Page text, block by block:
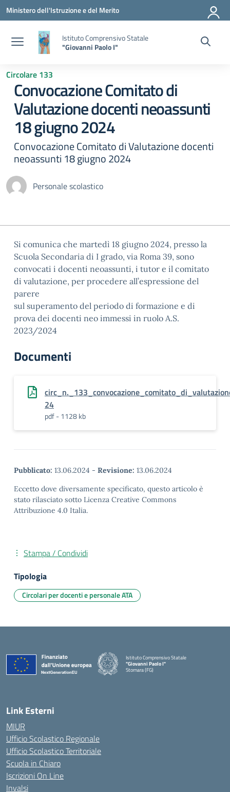
Vai ai contenuti
Vai al menu di navigazione
Vai al footer
Ministero dell'Istruzione e del Merito
Istituto Comprensivo Statale
"Giovanni Paolo I"
Circolare 133
Convocazione Comitato di
Valutazione docenti neoassunti
18 giugno 2024
Convocazione Comitato di Valutazione docenti
neoassunti 18 giugno 2024
Personale scolastico
Si comunica che martedì 18 giugno 2024, presso la
Scuola Secondaria di I grado, via Roma 39, sono
convocati i docenti neoassunti, i tutor e il comitato
di valutazione, per procedere all’espressione del
parere
sul superamento del periodo di formazione e di
prova dei docenti neo immessi in ruolo A.S.
2023/2024
Documenti
24
pdf - 1128 kb
Pubblicato: 13.06.2024 - Revisione: 13.06.2024
Eccetto dove diversamente specificato, questo articolo è
stato rilasciato sotto Licenza Creative Commons
Attribuzione 4.0 Italia.
Stampa / Condividi
Tipologia
Circolari per docenti e personale ATA
Istituto Comprensivo Statale
"Giovanni Paolo I"
Stornara (FG)
Link Esterni
MIUR
Ufficio Scolastico Regionale
Ufficio Scolastico Territoriale
Scuola in Chiaro
Iscrizioni On Line
Invalsi